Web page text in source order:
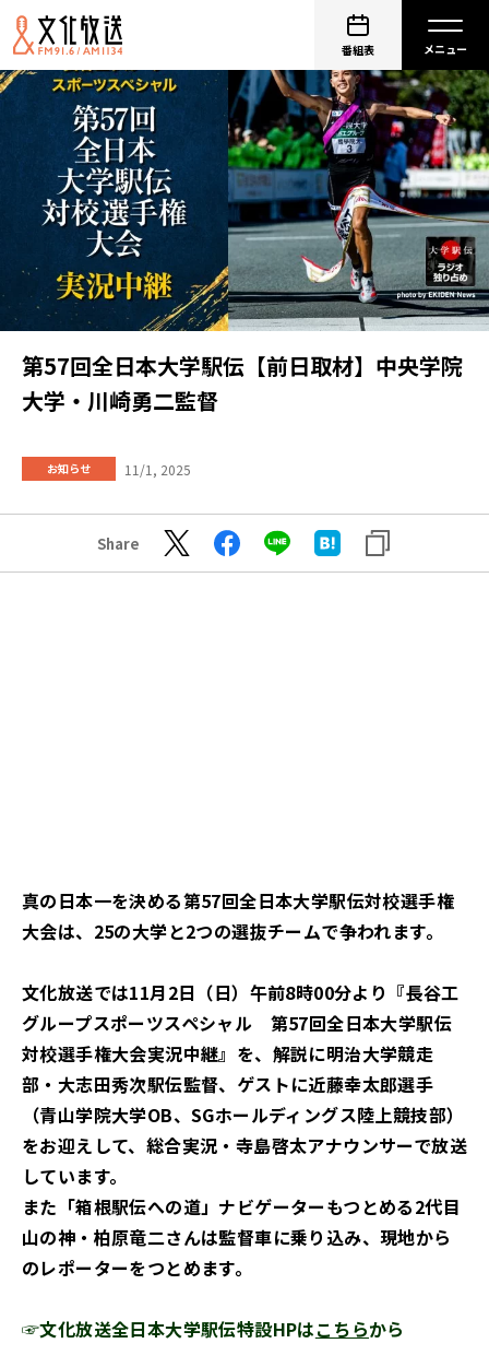
番組表
第57回全日本大学駅伝【前日取材】中央学院
大学・川崎勇二監督
お知らせ 11/1, 2025
Share
真の日本一を決める第57回全日本大学駅伝対校選手権
大会は、25の大学と2つの選抜チームで争われます。
文化放送では11月2日（日）午前8時00分より『長谷工
グループスポーツスペシャル 第57回全日本大学駅伝
対校選手権大会実況中継』を、解説に明治大学競走
部・大志田秀次駅伝監督、ゲストに近藤幸太郎選手
（青山学院大学OB、SGホールディングス陸上競技部）
をお迎えして、総合実況・寺島啓太アナウンサーで放送
しています。
また「箱根駅伝への道」ナビゲーターもつとめる2代目
山の神・柏原竜二さんは監督車に乗り込み、現地から
のレポーターをつとめます。
☞文化放送全日本大学駅伝特設HPはこちらから